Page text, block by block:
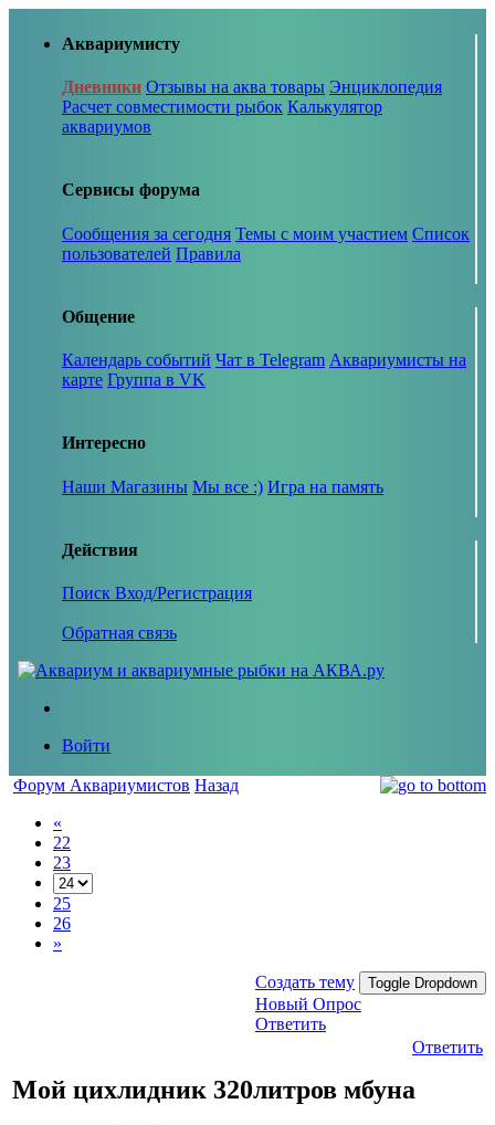
Аквариумисту
Дневники Отзывы на аква товары Энциклопедия
Расчет совместимости рыбок Калькулятор
аквариумов
Сервисы форума
Сообщения за сегодня Темы с моим участием Список
пользователей Правила
Общение
Календарь событий Чат в Telegram Аквариумисты на
карте Группа в VK
Интересно
Наши Магазины Мы все :) Игра на память
Действия
Поиск Вход/Регистрация
Обратная связь
Войти
Форум Аквариумистов Назад
«
22
23
25
26
»
Создать тему Toggle Dropdown
Новый Опрос
Ответить
Ответить
Мой цихлидник 320литров мбуна